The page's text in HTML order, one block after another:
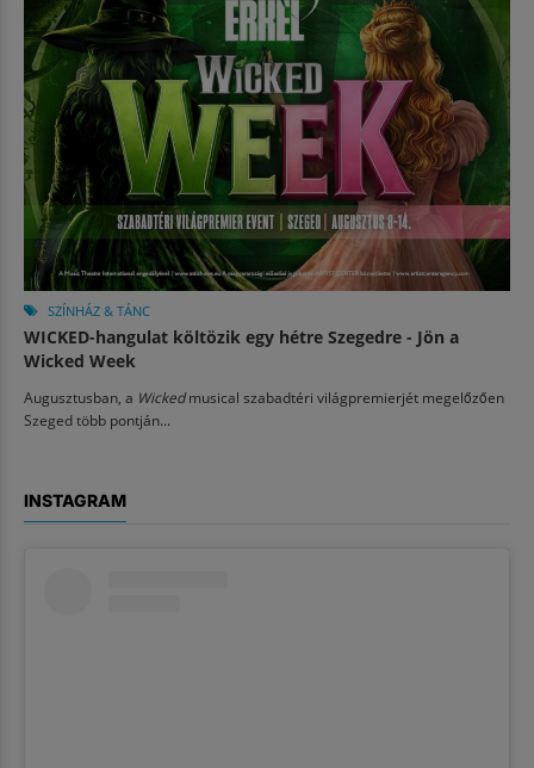
SZÍNHÁZ & TÁNC
WICKED-hangulat költözik egy hétre Szegedre - Jön a
Wicked Week
Augusztusban, a Wickedmusical szabadtéri világpremierjét megelőzően
Szeged több pontján...
INSTAGRAM